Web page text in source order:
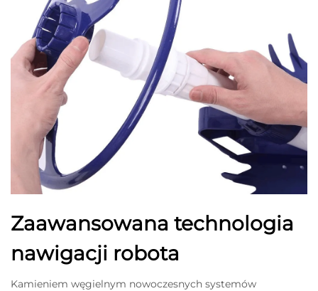
Zaawansowana technologia
nawigacji robota
Kamieniem węgielnym nowoczesnych systemów